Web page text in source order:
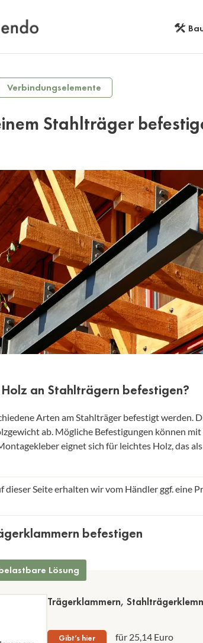
Verbindungselemente
Stahlträger
an Stahlträgern befestigen?
Arten am Stahlträger befestigt werden.
ab. Mögliche Befestigungen können
eignet sich für leichtes Holz, das
dieser Seite erhalten wir vom Händler ggf. eine
befestigen
Lösung
Trägerklammern,
Gibt’s hier für 25,14 Euro